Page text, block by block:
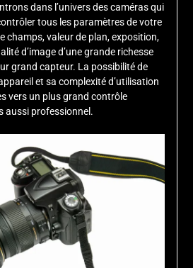
dans l’univers des caméras qui
tous les paramètres de votre
champs, valeur de plan, exposition,
d’image d’une grande richesse
grand capteur. La possibilité de
et sa complexité d’utilisation
vers un plus grand contrôle
aussi professionnel.